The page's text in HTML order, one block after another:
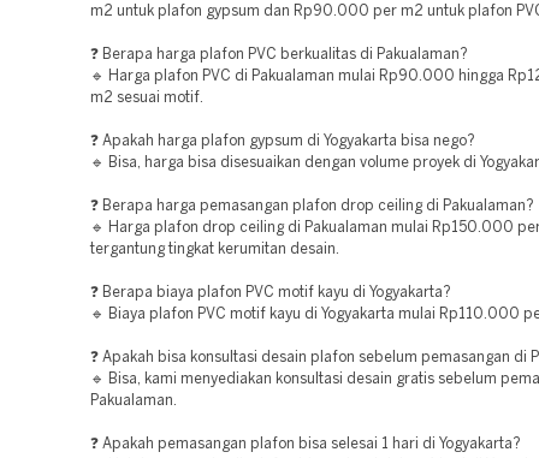
m2 untuk plafon gypsum dan Rp90.000 per m2 untuk plafon
❓ Berapa harga plafon PVC berkualitas di Pakualaman?
🔹 Harga plafon PVC di Pakualaman mulai Rp90.000 hingga
m2 sesuai motif.
❓ Apakah harga plafon gypsum di Yogyakarta bisa nego?
🔹 Bisa, harga bisa disesuaikan dengan volume proyek di
❓ Berapa harga pemasangan plafon drop ceiling di Pakualaman?
🔹 Harga plafon drop ceiling di Pakualaman mulai Rp150.000
tergantung tingkat kerumitan desain.
❓ Berapa biaya plafon PVC motif kayu di Yogyakarta?
🔹 Biaya plafon PVC motif kayu di Yogyakarta mulai Rp110.000
❓ Apakah bisa konsultasi desain plafon sebelum pemasangan di
🔹 Bisa, kami menyediakan konsultasi desain gratis sebelum
Pakualaman.
❓ Apakah pemasangan plafon bisa selesai 1 hari di Yogyakarta?